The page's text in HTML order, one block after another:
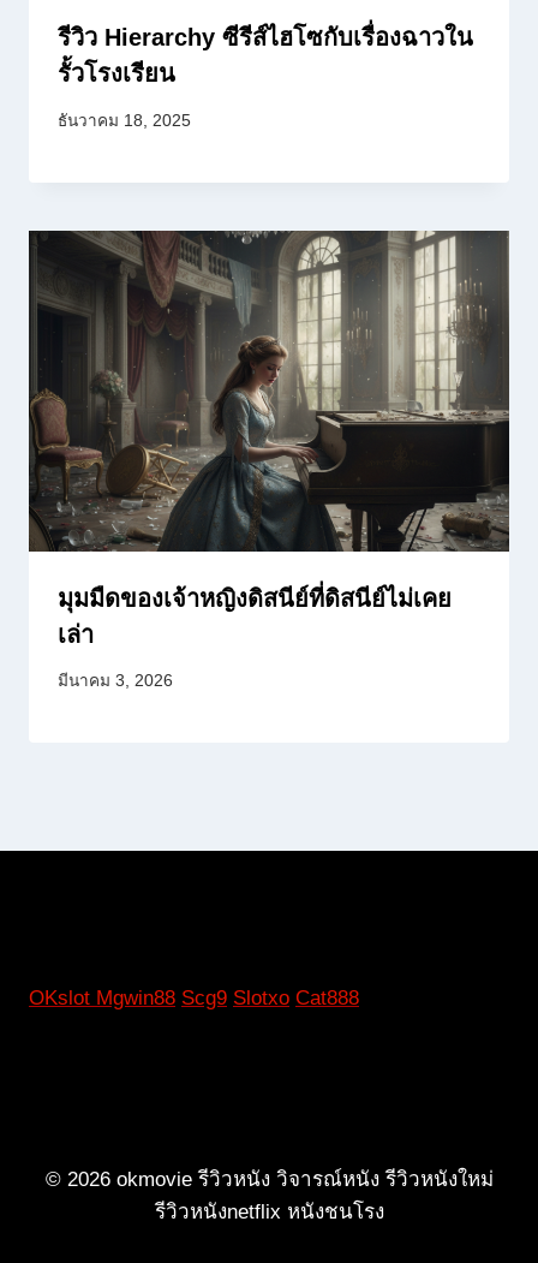
รีวิว Hierarchy ซีรีส์ไฮโซกับเรื่องฉาวใน
รั้วโรงเรียน
ธันวาคม 18, 2025
มุมมืดของเจ้าหญิงดิสนีย์ที่ดิสนีย์ไม่เคย
เล่า
มีนาคม 3, 2026
OKslot Mgwin88 Scg9 Slotxo Cat888
© 2026 okmovie รีวิวหนัง วิจารณ์หนัง รีวิวหนังใหม่
รีวิวหนังnetflix หนังชนโรง